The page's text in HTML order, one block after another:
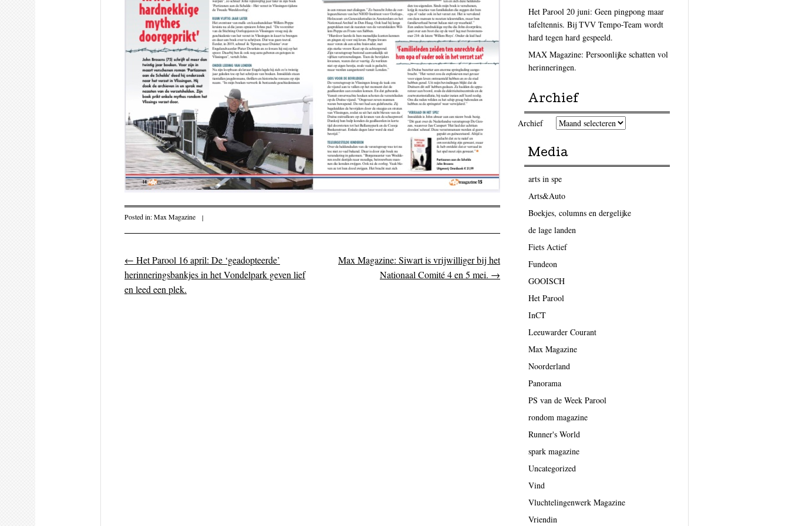
Posted in:Max Magazine |
Post navigation
← Het Parool 16 april: De ‘geadopteerde’
herinneringsbankjes in het Vondelpark geven lief
en leed een plek.
Max Magazine: Siwart is vrijwilliger bij het
Nationaal Comité 4 en 5 mei. →
Het Parool 20 juni: Geen pingpong maar
tafeltennis. Bij TVV Tempo-Team wordt
hard tegen hard gespeeld.
MAX Magazine: Persoonlijke schatten vol
herinneringen.
Archief
Archief
Media
arts in spe
Arts&Auto
Boekjes, columns en dergelijke
de lage landen
Fiets Actief
Fundeon
GOOISCH
Het Parool
InCT
Leeuwarder Courant
Max Magazine
Noorderland
Panorama
PS van de Week Parool
rondom magazine
Runner's World
spark magazine
Uncategorized
Vind
Vluchtelingenwerk Magazine
Vriendin